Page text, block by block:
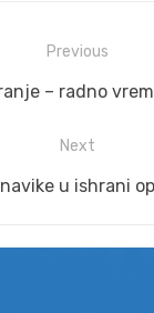
Previous
– radno
Next
u ishrani